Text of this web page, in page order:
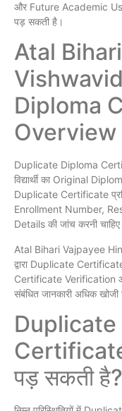
और Future Academic
पड़ सकती है।
Atal
Diploma
Overview
Duplicate Diploma
विद्यार्थी का Original
Duplicate Certificate
Enrollment Number,
Details की जांच करनी
Atal Bihari Vajpayee
द्वारा Duplicate
Certificate Verification
संबंधित जानकारी अधिक खोजी
Duplicate
पड़ सकती है?